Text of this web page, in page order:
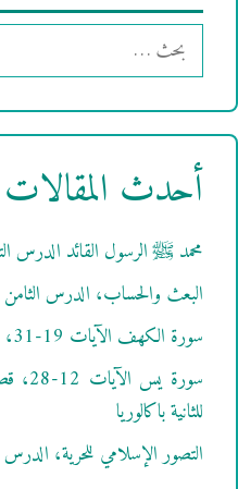
البحث
عن:
أحدث المقالات
محمد ﷺ الرسول القائد الدرس
البعث والحساب، الدرس الثامن
سورة الكهف الآيات 19-31، الدرس السابع للجذع المشترك
سورة
للثانية باكالوريا
التصور الإسلامي للحرية، الدرس